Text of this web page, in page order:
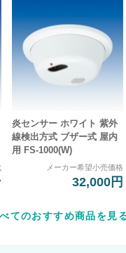
炎センサー ホワイト 紫外
線検出方式 ブザー式 屋内
用 FS-1000(W)
メーカー希望小売価格
32,000円
てのおすすめ商品を見